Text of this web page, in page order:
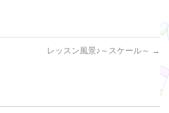
レッスン風景♪～スケール～ →